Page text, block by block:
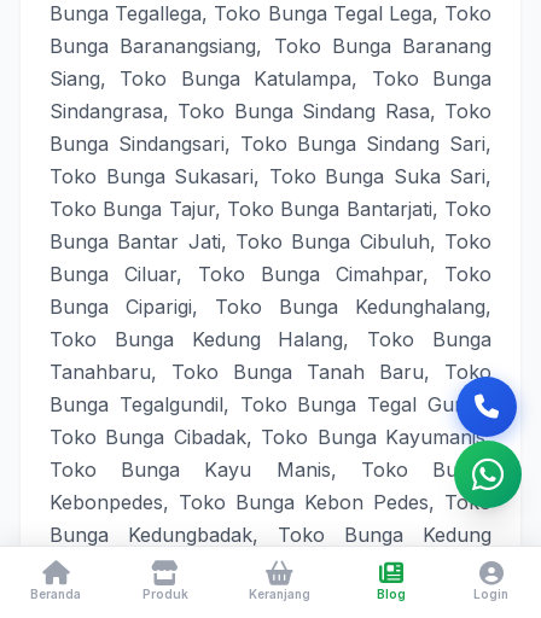
Bunga Tegallega, Toko Bunga Tegal Lega, Toko
Bunga Baranangsiang, Toko Bunga Baranang
Siang, Toko Bunga Katulampa, Toko Bunga
Sindangrasa, Toko Bunga Sindang Rasa, Toko
Bunga Sindangsari, Toko Bunga Sindang Sari,
Toko Bunga Sukasari, Toko Bunga Suka Sari,
Toko Bunga Tajur, Toko Bunga Bantarjati, Toko
Bunga Bantar Jati, Toko Bunga Cibuluh, Toko
Bunga Ciluar, Toko Bunga Cimahpar, Toko
Bunga Ciparigi, Toko Bunga Kedunghalang,
Toko Bunga Kedung Halang, Toko Bunga
Tanahbaru, Toko Bunga Tanah Baru, Toko
Bunga Tegalgundil, Toko Bunga Tegal Gundil,
Toko Bunga Cibadak, Toko Bunga Kayumanis,
Toko Bunga Kayu Manis, Toko Bunga
Kebonpedes, Toko Bunga Kebon Pedes, Toko
Bunga Kedungbadak, Toko Bunga Kedung
Badak
Toko Bunga Kedungjaya
Toko Bunga
Kedung Jaya, Toko Bunga Kedungwaringin,
Beranda Produk Keranjang Blog Login